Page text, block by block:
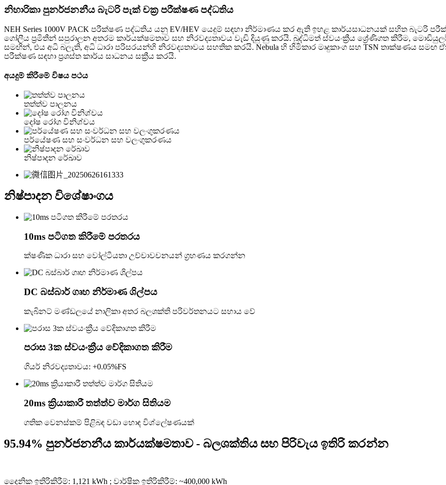
නිහාරිකා පුනර්ජනනීය බැටරි පැක් චක්‍ර පරීක්ෂණ පද්ධතිය
NEH Series 1000V PACK පරීක්ෂණ පද්ධතිය යනු EV/HEV යෙදුම් සඳහා නිර්මාණය කර ඇති ඉහළ කාර්යසාධනයක් සහිත බැටරි
ගෝලීය ප්‍රමිතීන් සපුරාලන අතරම කාර්යක්ෂමතාව සහ නිරවද්‍යතාවය වැඩි දියුණු කරයි. බුද්ධිමත් ස්වයංක්‍රීය ශ්‍රේණිගත කිරීම,
සමඟින්, එය අධි බලැති, අධි ධාරා පරිසරයන්හි නිරවද්‍යතාවය සහතික කරයි. Nebula හි හිමිකාර මෘදුකාංග සහ TSN තාක්ෂණය
පරීක්ෂණ සඳහා ප්‍රශස්ත කාර්ය සාධනය සක්‍රීය කරයි.
අයදුම් කිරීමේ විෂය පථය
තත්ත්ව පාලනය
දෝෂ රෝග විනිශ්චය
පර්යේෂණ සහ සංවර්ධන සහ වලංගුකරණය
නිෂ්පාදන රේඛාව
නිෂ්පාදන විශේෂාංගය
10ms පටිගත කිරීමේ පරතරය
ක්ෂණික ධාරා සහ වෝල්ටීයතා උච්චාවචනයන් ග්‍රහණය කරගන්න
DC බස්බාර් ගෘහ නිර්මාණ ශිල්පය
කැබිනට් මණ්ඩලයේ නාලිකා අතර බලශක්ති පරිවර්තනයට සහාය වේ
පරාස 3ක ස්වයංක්‍රීය වේදිකාගත කිරීම
ගියර් නිරවද්‍යතාවය: +0.05%FS
20ms ක්‍රියාකාරී තත්ත්ව මාර්ග සිතියම
ගතික වෙනස්කම් පිළිබඳ වඩා හොඳ විශ්ලේෂණයක්
95.94% පුනර්ජනනීය කාර්යක්ෂමතාව - බලශක්තිය සහ පිරිවැය ඉතිරි කරන්න
දෛනික ඉතිරිකිරීම්: 1,121 kWh ; වාර්ෂික ඉතිරිකිරීම්: ~400,000 kWh